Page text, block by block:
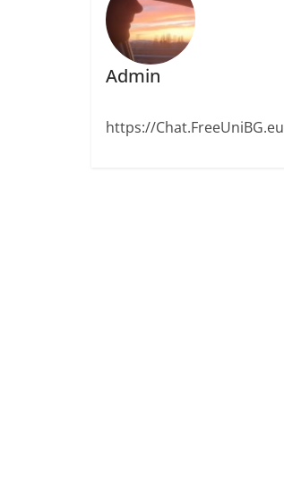
Admin
https://Chat.FreeUniBG.eu